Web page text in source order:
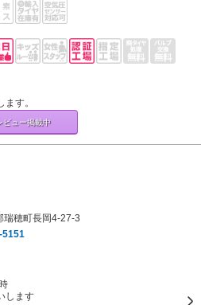
す。
ビュー掲載中
瑞穂町長岡4-27-3
5151
します